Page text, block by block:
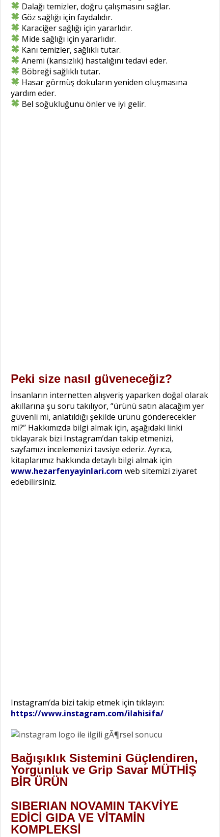
Dalağı temizler, doğru çalışmasını sağlar.
Göz sağlığı için faydalıdır.
Karaciğer sağlığı için yararlıdır.
Mide sağlığı için yararlıdır.
Kanı temizler, sağlıklı tutar.
Anemi (kansızlık) hastalığını tedavi eder.
Böbreği sağlıklı tutar.
Hasar görmüş dokuların yeniden oluşmasına
yardım eder.
Bel soğukluğunu önler ve iyi gelir.
Peki size nasıl güveneceğiz?
İnsanların internetten alışveriş yaparken doğal olarak
akıllarına şu soru takılıyor, “ürünü satın alacağım yer
güvenli mi, anlatıldığı şekilde ürünü gönderecekler
mi?” Hakkımızda bilgi almak için, aşağıdaki linki
tıklayarak bizi Instagram’dan takip etmenizi,
sayfamızı incelemenizi tavsiye ederiz. Ayrıca,
kitaplarımız hakkında detaylı bilgi almak için
www.hezarfenyayinlari.com web sitemizi ziyaret
edebilirsiniz.
Instagram’da bizi takip etmek için tıklayın:
https://www.instagram.com/ilahisifa/
Bağışıklık Sistemini Güçlendiren,
Yorgunluk ve Grip Savar MÜTHİŞ
BİR ÜRÜN
SIBERIAN NOVAMIN TAKVİYE
EDİCİ GIDA VE VİTAMİN
KOMPLEKSİ